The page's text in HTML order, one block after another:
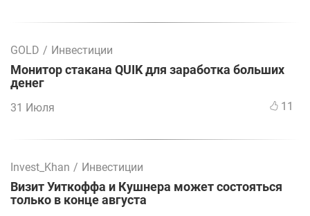
GOLD / Инвестиции
Монитор стакана QUIK для заработка больших
денег
31 Июля 11
Invest_Khan / Инвестиции
Визит Уиткоффа и Кушнера может состояться
только в конце августа